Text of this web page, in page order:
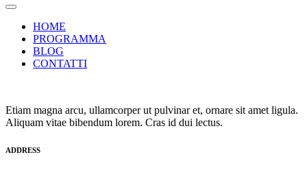
HOME
PROGRAMMA
BLOG
CONTATTI
Etiam magna arcu, ullamcorper ut pulvinar et, ornare sit amet ligula.
Aliquam vitae bibendum lorem. Cras id dui lectus.
ADDRESS